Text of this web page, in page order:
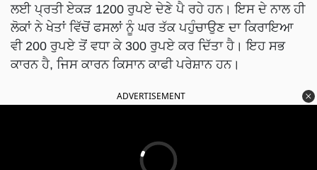
ਲਈ ਪ੍ਰਤੀ ਏਕੜ 1200 ਰੁਪਏ ਦੇਣੇ ਪੈ ਰਹੇ ਹਨ। ਇਸ ਦੇ ਨਾਲ ਹੀ
ਲੋਕਾਂ ਨੇ ਖੇਤਾਂ ਵਿੱਚੋਂ ਫਸਲਾਂ ਨੂੰ ਘਰ ਤੱਕ ਪਹੁੰਚਾਉਣ ਦਾ ਕਿਰਾਇਆ
ਵੀ 200 ਰੁਪਏ ਤੋਂ ਵਧਾ ਕੇ 300 ਰੁਪਏ ਕਰ ਦਿੱਤਾ ਹੈ। ਇਹ ਸਭ
ਕਾਰਨ ਹੈ, ਜਿਸ ਕਾਰਨ ਕਿਸਾਨ ਕਾਫੀ ਪਰੇਸ਼ਾਨ ਹਨ।
ADVERTISEMENT